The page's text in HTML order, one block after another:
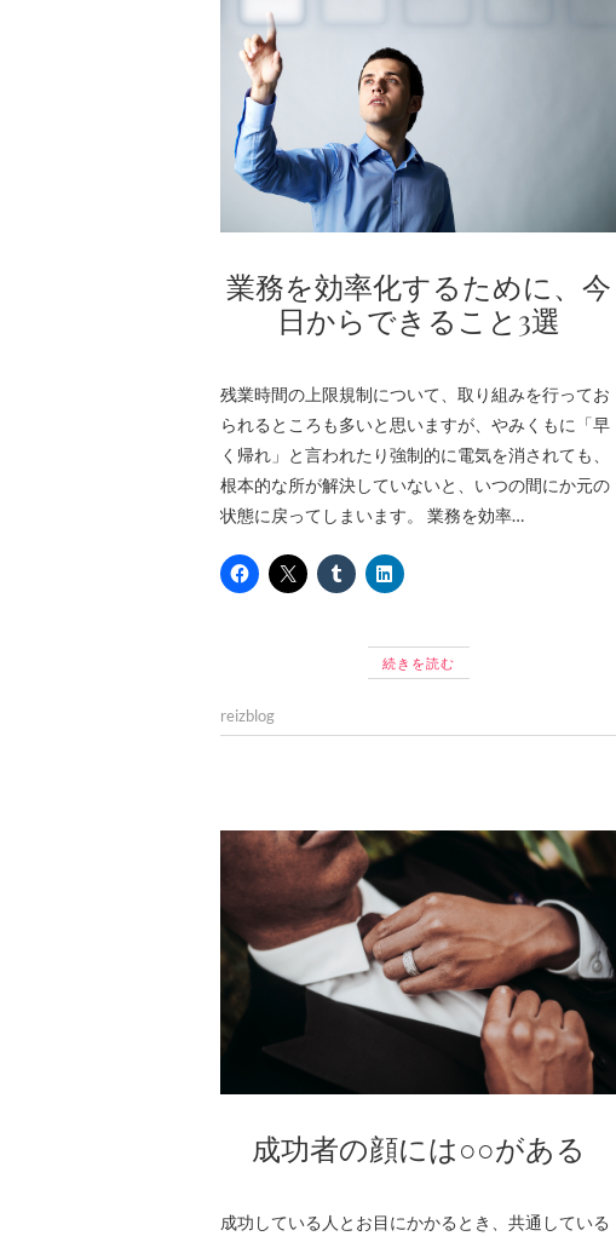
業務を効率化するために、今
日からできること3選
残業時間の上限規制について、取り組みを行ってお
られるところも多いと思いますが、やみくもに「早
く帰れ」と言われたり強制的に電気を消されても、
根本的な所が解決していないと、いつの間にか元の
状態に戻ってしまいます。 業務を効率…
続きを読む
reizblog
成功者の顔には○○がある
成功している人とお目にかかるとき、共通している